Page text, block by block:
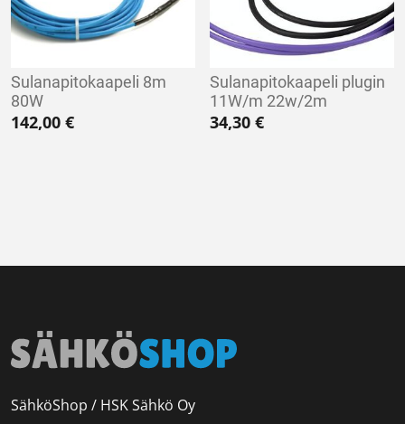
Sulanapitokaapeli 8m
80W
142,00 €
Sulanapitokaapeli plugin
11W/m 22w/2m
34,30€
SähköShop / HSK Sähkö Oy